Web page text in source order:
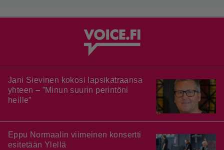
Jani Sievinen kokosi lapsikatraansa
yhteen – ”Minun suurin perintöni
heille”
Eppu Normaalin viimeinen konsertti
esitetään Ylellä